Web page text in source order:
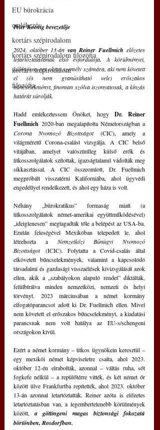
EU bürokrácia
emlékezés
kortárs szépirodalom
kortárs szépirodalom filozófia
kortárs szépirodalom
filozófia
Peter Koenig bevezetője
2024. október 13-án van Reiner Fuellmich előzetes
letartóztatásának első évfordulója.
A körülményei,
különösen egy olyan személy számára, aki nem követett
el (és nem gyanúsítható vele) erőszakos
bűncselekményt, finoman szólva iszonyatosak, a kínzás
határát súrolják.
Hadd emlékeztessem Önöket, hogy Dr. Reiner
Fuellmich
Corona Nyomozó Bizottságot (CIC), amely a
világméretű Corona-csalást vizsgálja. A CIC belső
vitájában, amelyet valószínűleg külső erők és
titkosszolgálatok szítottak, igazságtalanul vádolták meg
sikkasztással. A CIC összeomlott, Dr. Fuellmich
megpróbált visszatérni Kaliforniába, ahol ügyvédi
engedéllyel rendelkezett, és ahol egy háza is volt.
Néhány „bürokratikus” formaság miatt (a
titkosszolgálatok német-amerikai együttműködésével)
„ideiglenesen” megtagadták tőle a belépést az USA-ba.
Ezután feleségével Mexikóban telepedett le, ahol
létrehozta a Nemzetközi Bűnügyi Nyomozó
Bizottságot (ICIC). Folytatta a Covid-csalás által
elkövetett bűncselekmények, valamint a kapcsolódó
társadalmi és gazdasági visszaélések kivizsgálását azok
ellen, akik a „szabályokon alapuló rendet” diktálták,
felülbírálva minden nemzetközi, nemzeti és helyi
törvényt. 2023 márciusában a német kormány
elfogatóparancsot adott ki Dr. Fuellmich ellen. Mivel
nem követett el erőszakos bűncselekményt, a kiadatási
parancsnak nem volt hatálya az EU-s/schengeni
országokon kívül.
Ezért a német kormány ‒ titkos ügynökein keresztül ‒
egy mexikói német képviseletre csalta, ahol 2023.
október 12-én elrabolták, azonnal ‒ váltás ruha, sőt
fogkefe nélkül ‒ a repülőtérre vitték, és két német őr
között ülve Frankfurtba repítették, ahol 2023. október
13-án azonnal letartóztatták. Reiner azóta is előzetes
letartóztatásban van, a legembertelenebb körülmények
között, a göttingeni magas biztonsági fokozatú
börtönben, Rosdorfban.